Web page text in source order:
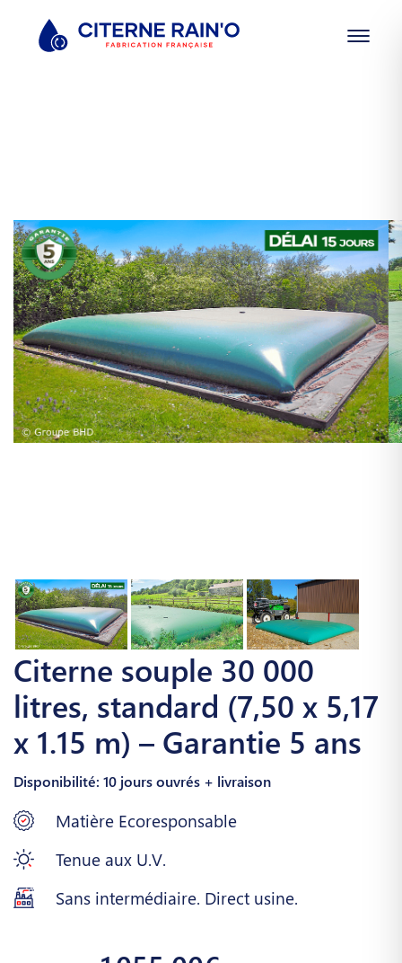
Citerne souple 30 000
litres, standard (7,50 x 5,17
x 1.15 m) – Garantie 5 ans
Disponibilité: 10 jours ouvrés + livraison
Matière Ecoresponsable
Tenue aux U.V.
Sans intermédiaire. Direct usine.